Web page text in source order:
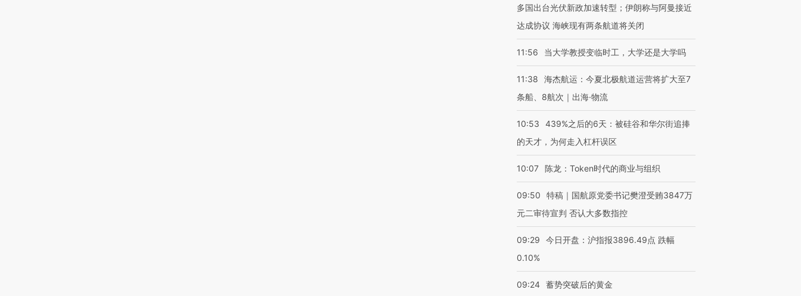
多国出台光伏新政加速转型；伊朗称与阿曼接近
达成协议 海峡现有两条航道将关闭
11:56 当大学教授变临时工，大学还是大学吗
11:38
海杰航运：今夏北极航道运营将扩大至7
条船、8航次｜出海·物流
10:53
439%之后的6天：被硅谷和华尔街追捧
的天才，为何走入杠杆误区
10:07 陈龙：Token时代的商业与组织
09:50
特稿｜国航原党委书记樊澄受贿3847万
元二审待宣判 否认大多数指控
09:29
今日开盘：沪指报3896.49点 跌幅
0.10%
09:24 蓄势突破后的黄金